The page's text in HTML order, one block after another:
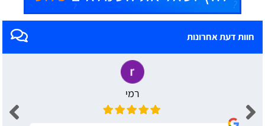
חוות דעת אחרונות
רמי